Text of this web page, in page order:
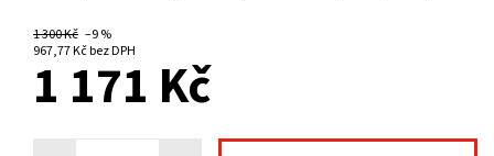
1 300 Kč –9 %
967,77 Kč bez DPH
1 171 Kč